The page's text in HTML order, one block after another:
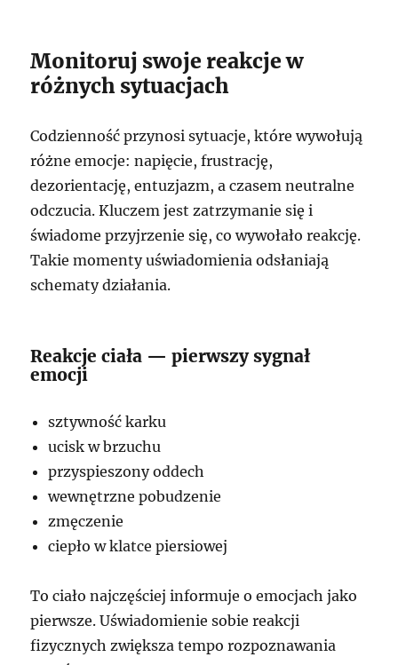
Monitoruj swoje reakcje w
różnych sytuacjach
Codzienność przynosi sytuacje, które wywołują
różne emocje: napięcie, frustrację,
dezorientację, entuzjazm, a czasem neutralne
odczucia. Kluczem jest zatrzymanie się i
świadome przyjrzenie się, co wywołało reakcję.
Takie momenty uświadomienia odsłaniają
schematy działania.
Reakcje ciała — pierwszy sygnał
emocji
sztywność karku
ucisk w brzuchu
przyspieszony oddech
wewnętrzne pobudzenie
zmęczenie
ciepło w klatce piersiowej
To ciało najczęściej informuje o emocjach jako
pierwsze. Uświadomienie sobie reakcji
fizycznych zwiększa tempo rozpoznawania